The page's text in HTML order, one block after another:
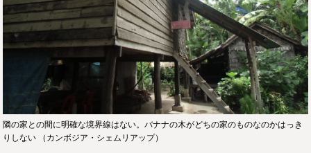
隣の家との間に明確な境界線はない。バナナの木がどちの家のものなのかはっき
りしない （カンボジア・シェムリアップ）